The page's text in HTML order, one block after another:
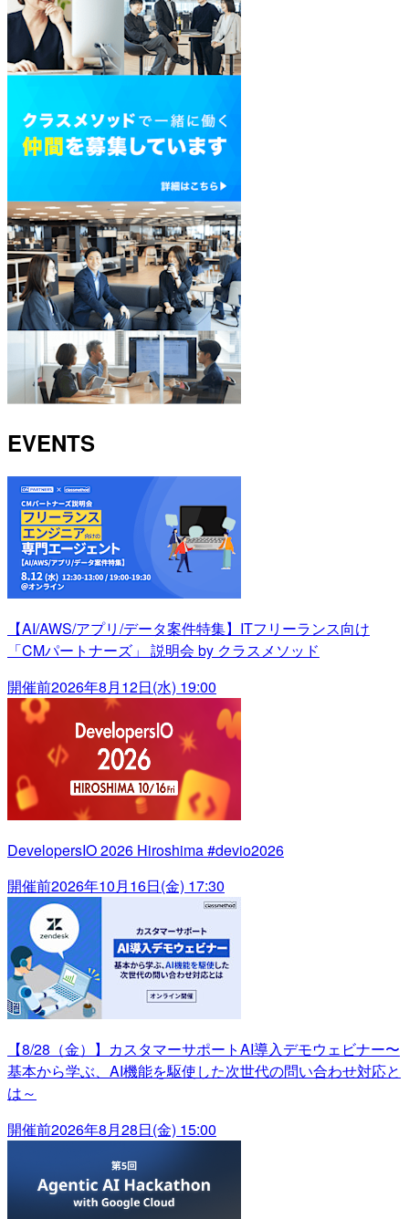
EVENTS
【AI/AWS/アプリ/データ案件特集】ITフリーランス向け
「CMパートナーズ」 説明会 by クラスメソッド
開催前2026年8月12日(水) 19:00
DevelopersIO 2026 Hiroshima #devio2026
開催前2026年10月16日(金) 17:30
【8/28（金）】カスタマーサポートAI導入デモウェビナー〜
基本から学ぶ、AI機能を駆使した次世代の問い合わせ対応と
は～
開催前2026年8月28日(金) 15:00